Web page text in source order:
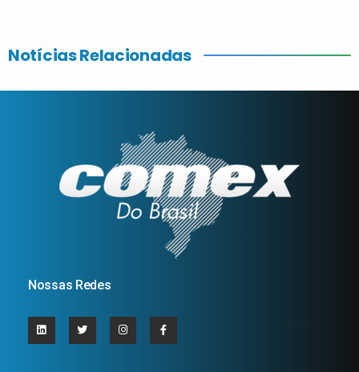
Notícias Relacionadas
Nossas Redes